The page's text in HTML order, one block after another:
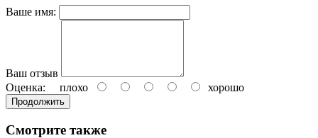
Ваше имя:
Ваш отзыв
Оценка: плохо хорошо
Продолжить
Смотрите также